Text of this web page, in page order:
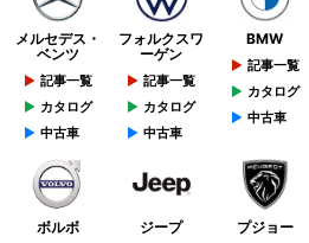
メルセデス・
ベンツ
記事一覧
カタログ
中古車
フォルクスワ
ーゲン
記事一覧
カタログ
中古車
BMW
記事一覧
カタログ
中古車
ボルボ ジープ プジョー